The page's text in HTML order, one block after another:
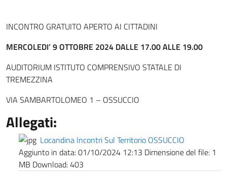
INCONTRO GRATUITO APERTO AI CITTADINI
MERCOLEDI’ 9 OTTOBRE 2024 DALLE 17.00 ALLE 19.00
AUDITORIUM ISTITUTO COMPRENSIVO STATALE DI
TREMEZZINA
VIA SAMBARTOLOMEO 1 – OSSUCCIO
Allegati:
Locandina Incontri Sul Territorio OSSUCCIO
Aggiunto in data:01/10/2024 12:13 Dimensione del file: 1
MB Download:403